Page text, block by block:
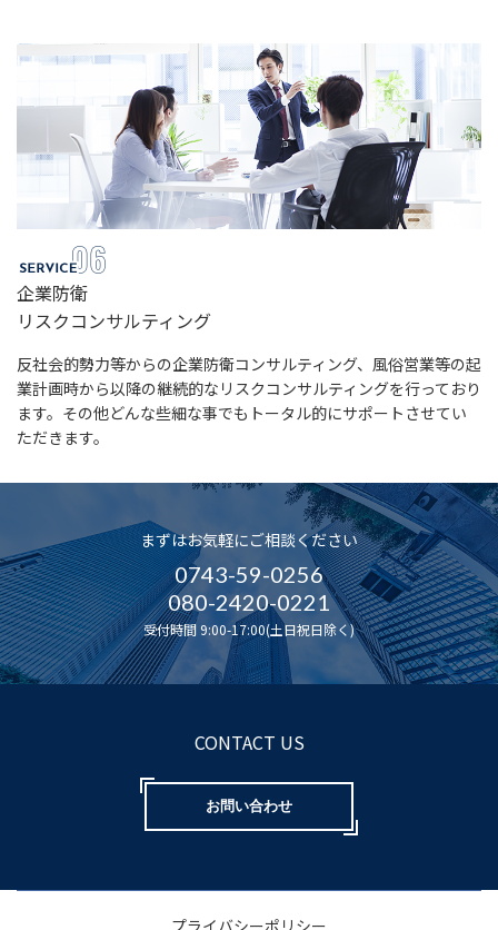
企業防衛
リスクコンサルティング
反社会的勢力等からの企業防衛コンサルティング、風俗営業等の起
業計画時から以降の継続的なリスクコンサルティングを行っており
ます。その他どんな些細な事でもトータル的にサポートさせてい
ただきます。
まずはお気軽にご相談ください
0743-59-0256
080-2420-0221
受付時間 9:00-17:00(土日祝日除く)
CONTACT US
お問い合わせ